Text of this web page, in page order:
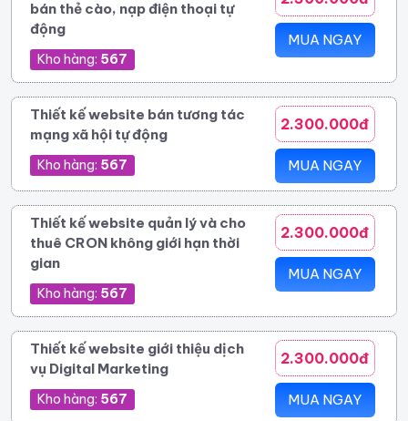
bán thẻ cào, nạp điện thoại tự
động
Kho hàng: 567
MUA NGAY
Thiết kế website bán tương tác
mạng xã hội tự động
Kho hàng: 567
2.300.000đ
MUA NGAY
Thiết kế website quản lý và cho
thuê CRON không giới hạn thời
gian
Kho hàng: 567
2.300.000đ
MUA NGAY
Thiết kế website giới thiệu dịch
vụ Digital Marketing
Kho hàng: 567
2.300.000đ
MUA NGAY